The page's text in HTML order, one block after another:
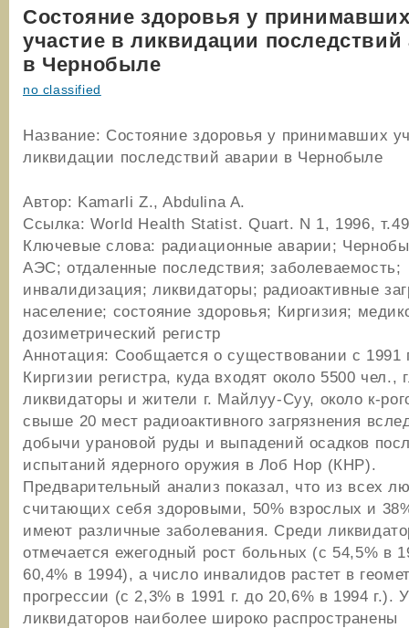
Состояние здоровья у
участие в ликвидации последствий
в Чернобыле
no classified
Название: Состояние здоровья у принимавших
ликвидации последствий аварии в Чернобыле
Автор: Kamarli Z., Abdulina A.
Ссылка: World Health Statist. Quart. N 1, 1996,
Ключевые слова: радиационные аварии;
АЭС; отдаленные последствия; заболеваемость;
инвалидизация; ликвидаторы; радиоактивные
население; состояние здоровья; Киргизия;
дозиметрический регистр
Аннотация: Сообщается о существовании с 1991
Киргизии регистра, куда входят около 5500 чел.,
ликвидаторы и жители г. Майлуу-Суу, около к-
свыше 20 мест радиоактивного загрязнения
добычи урановой руды и выпадений осадков
испытаний ядерного оружия в Лоб Нор (КНР).
Предварительный анализ показал, что из всех
считающих себя здоровыми, 50% взрослых и
имеют различные заболевания. Среди
отмечается ежегодный рост больных (с 54,5% в
60,4% в 1994), а число инвалидов растет в
прогрессии (с 2,3% в 1991 г. до 20,6% в 1994 г.). У
ликвидаторов наиболее широко распространены